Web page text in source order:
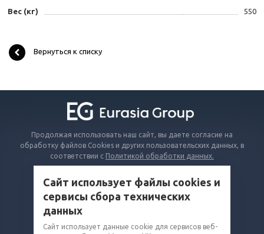
Вес (кг) 550
Вернуться к списку
Продолжая использовать наш сайт, вы даете согласие на
обработку файлов Cookies и других пользовательских данных, в
соответствии с Политикой обработки данных.
КОМПАНИЯ
Сайт использует файлы cookies и
сервисы сбора технических
данных
Сайт использует данные cookie для сервисов веб-